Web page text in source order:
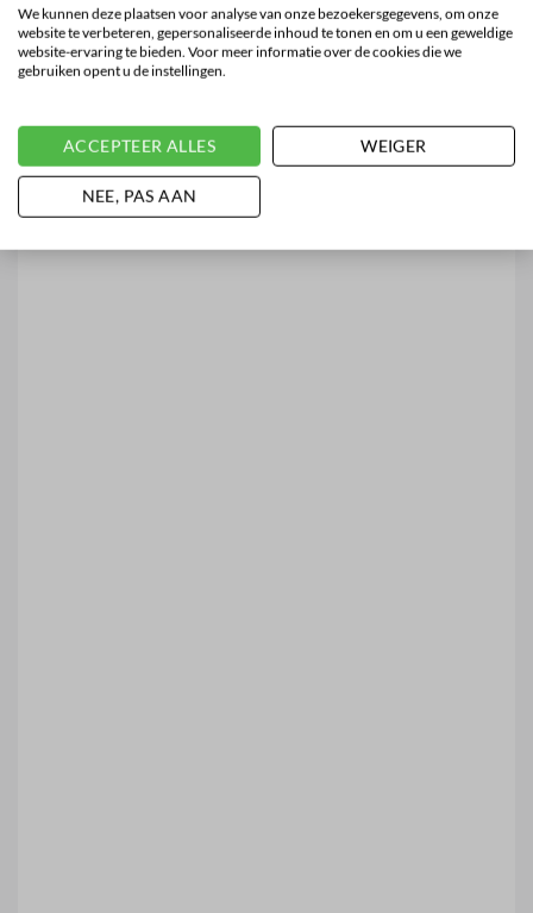
We kunnen deze plaatsen voor analyse van onze bezoekersgegevens, om onze
website te verbeteren, gepersonaliseerde inhoud te tonen en om u een geweldige
website-ervaring te bieden. Voor meer informatie over de cookies die we
gebruiken opent u de instellingen.
ACCEPTEER ALLES WEIGER
NEE, PAS AAN